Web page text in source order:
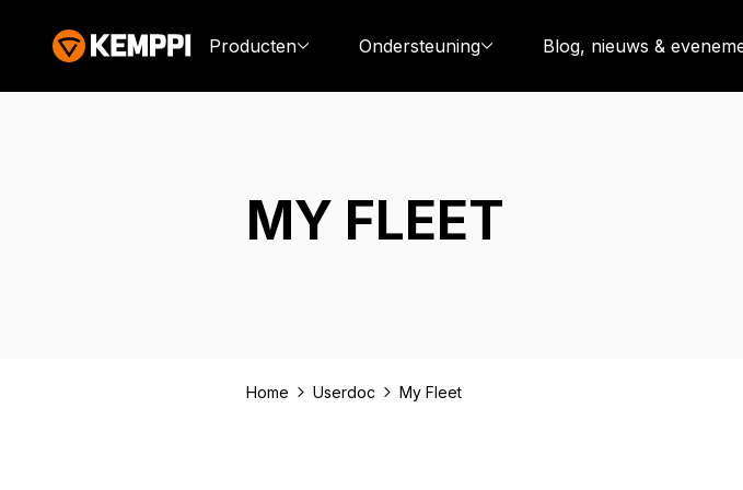
Producten Ondersteuning Blog, nieuws &
MY FLEET
Home Userdoc My Fleet